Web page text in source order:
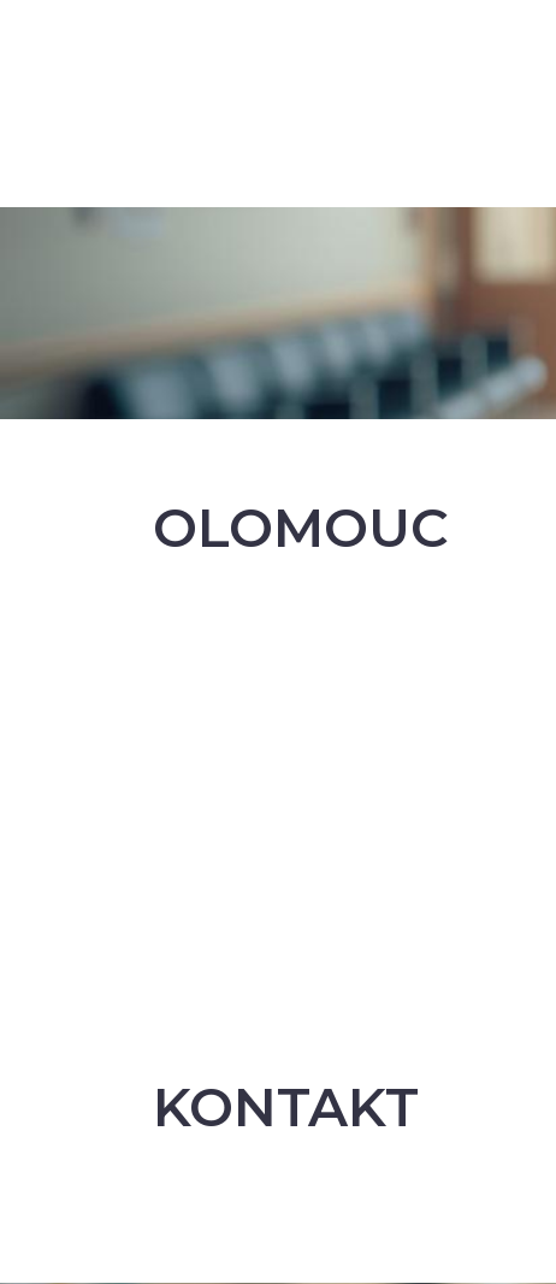
OLOMOUC
KONTAKT